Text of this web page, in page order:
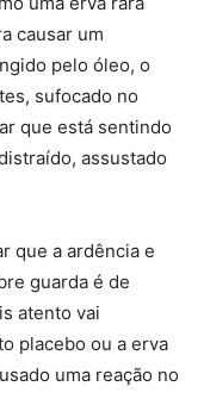
causar um
pelo óleo, o
sufocado no
que está sentindo
assustado
que a ardência e
guarda é de
atento vai
placebo ou a erva
uma reação no